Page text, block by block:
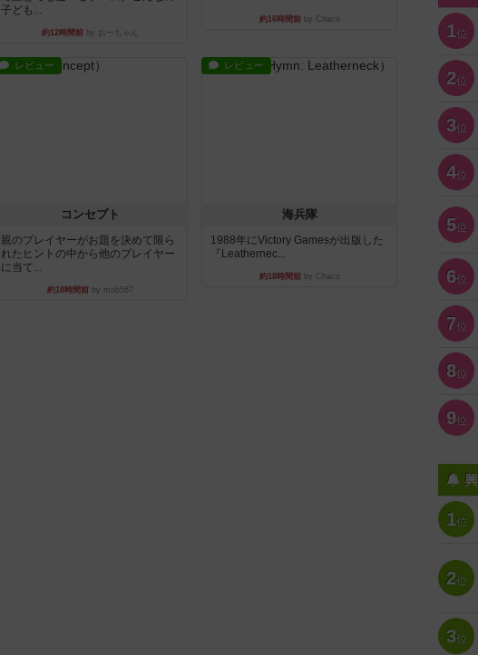
子ども...
約12時間前by おーちゃん
約16時間前by Chaco
レビュー
コンセプト
親のプレイヤーがお題を決めて限ら
れたヒントの中から他のプレイヤー
に当て...
約18時間前by mob567
レビュー
海兵隊
1988年にVictory Gamesが出版した
『Leathernec...
約18時間前by Chaco
1位
2位
3位
4位
5位
6位
7位
8位
9位
1位
2位
3位